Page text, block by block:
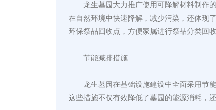
龙生墓园大力推广使用可降解材料制作
在自然环境中快速降解，减少污染，还体现
环保祭品回收点，方便家属进行祭品分类回收
节能减排措施
龙生墓园在基础设施建设中全面采用节
这些措施不仅有效降低了墓园的能源消耗，